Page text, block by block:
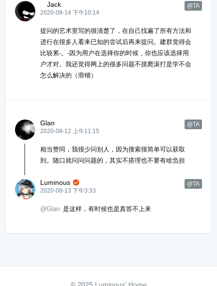
ゞJackゞ
@TA
2020-08-14 下午10:14
提问的艺术里写的很清楚了，在自己找遍了所有方法和
进行在很多人看来已知的尝试后再来提问。建群觉得会
比较累-。-因为用户在选择你的时候，你也应该选择用
户才对。我还觉得网上的很多问题不摸爬滚打是学不会
怎么解决的（滑稽）
Glan
@TA
2020-08-12 上午11:15
相当赞同，我很少问别人，因为搜索很简单可以获取
到。随口就问问问题的，其实不搭理也不要有啥负担
Luminous @TA

2020-08-13 下午3:33
@Glan 是这样，有时候也是真答不上来